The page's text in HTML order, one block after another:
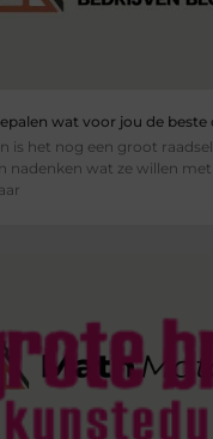
wat voor jou de beste
is het nog een groot raadsel
nadenken wat ze willen met